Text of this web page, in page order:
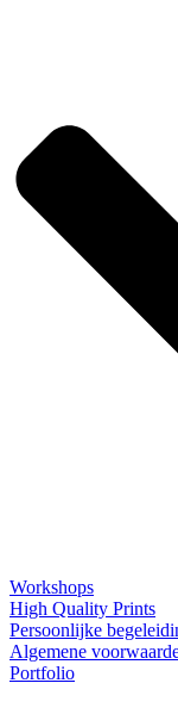
Workshops
High Quality Prints
Persoonlijke
Algemene
Portfolio